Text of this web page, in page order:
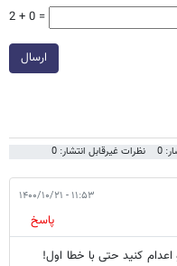
2 + 0 =
ارسال
0 نظرات غیرقابل انتشار: 0
۱۱:۵۳ - ۱۴۰۰/۱۰/۲۱
پاسخ
کنید حتی با خطا اول!